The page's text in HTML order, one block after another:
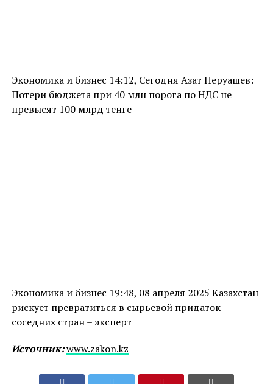
Экономика и бизнес 14:12, Сегодня Азат Перуашев:
Потери бюджета при 40 млн порога по НДС не
превысят 100 млрд тенге
Экономика и бизнес 19:48, 08 апреля 2025 Казахстан
рискует превратиться в сырьевой придаток
соседних стран – эксперт
Источник:www.zakon.kz